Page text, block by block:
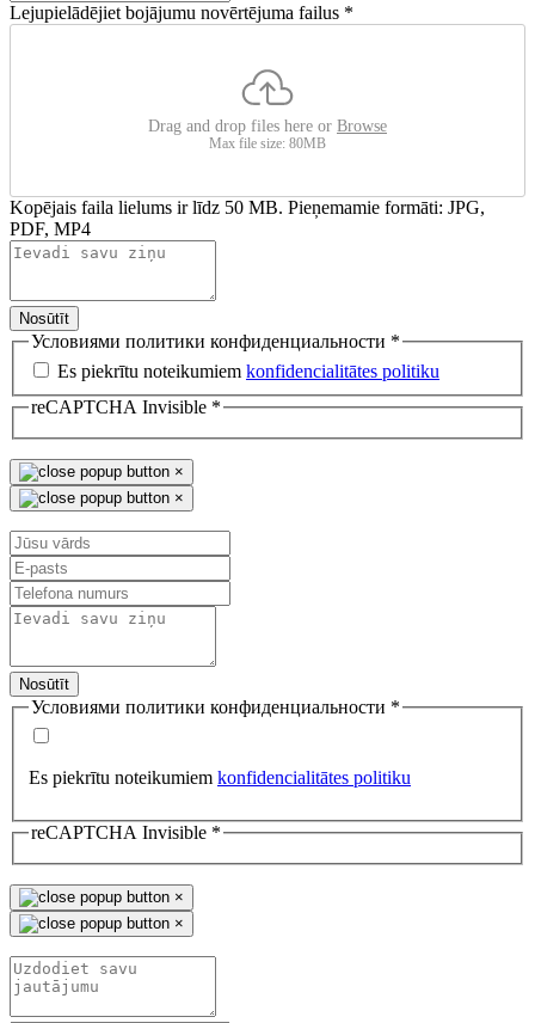
Lejupielādējiet bojājumu novērtējuma failus *
Drag and drop files here or Browse
Max file size: 80MB
Kopējais faila lielums ir līdz 50 MB. Pieņemamie formāti: JPG,
PDF, MP4
Nosūtīt
Условиями политики конфиденциальности *
Es piekrītu noteikumiem konfidencialitātes politiku
reCAPTCHA Invisible *
×
×
Nosūtīt
Условиями политики конфиденциальности *
Es piekrītu noteikumiem konfidencialitātes politiku
reCAPTCHA Invisible *
×
×